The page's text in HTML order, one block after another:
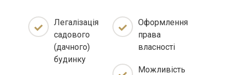
Легалізація
садового
(дачного)
будинку
Оформлення
права
власності
Можливість